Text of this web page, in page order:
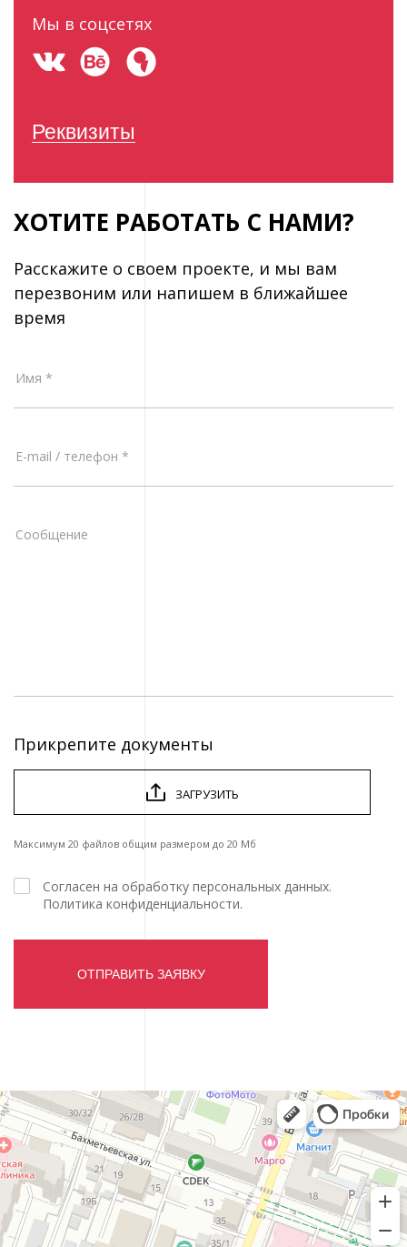
Мы в соцсетях
Реквизиты
ХОТИТЕ РАБОТАТЬ С НАМИ?
Расскажите о своем проекте, и мы вам
перезвоним или напишем в ближайшее
время
Прикрепите документы
ЗАГРУЗИТЬ
Максимум 20 файлов общим размером до 20 Мб
Согласен на обработку персональных данных.
Политика конфиденциальности.
ОТПРАВИТЬ ЗАЯВКУ
Офмарс
Студия веб-дизайна в Саратове
Интернет-маркетинг в Саратове